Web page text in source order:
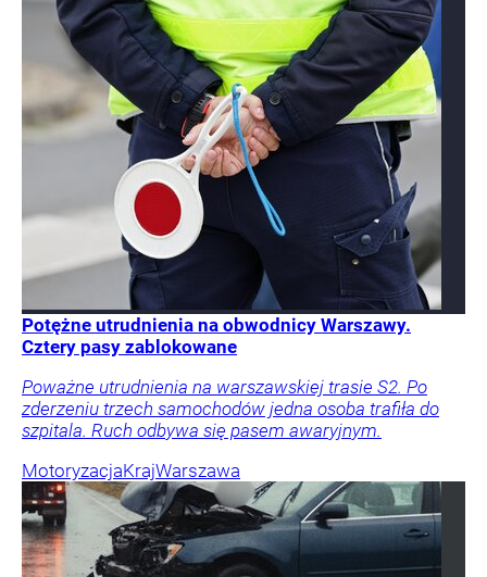
Potężne utrudnienia na obwodnicy Warszawy.
Cztery pasy zablokowane
Poważne utrudnienia na warszawskiej trasie S2. Po
zderzeniu trzech samochodów jedna osoba trafiła do
szpitala. Ruch odbywa się pasem awaryjnym.
MotoryzacjaKrajWarszawa